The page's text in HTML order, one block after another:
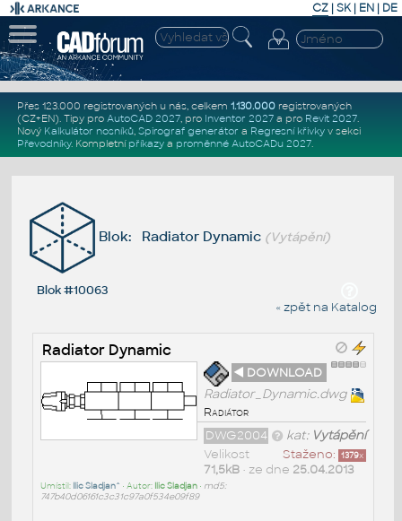
CZ | SK| EN | DE
Přes 123.000 registrovaných u nás, celkem 1.130.000registrovaných
(CZ+EN). Tipy pro AutoCAD 2027, pro Inventor 2027a pro Revit 2027.
Nový Kalkulátor nosníků, Spirograf generátor a Regresní křivkyv sekci
Převodníky. Kompletní příkazya proměnné AutoCADu 2027.
Blok: Radiator Dynamic (Vytápění)
Blok #10063
« zpět na Katalog
Radiator Dynamic
◄ DOWNLOAD
Radiator_Dynamic.dwg
Radiátor
kat: Vytápění
DWG2004
Staženo: 1379x
Velikost
71,5kB• ze dne 25.04.2013
Umístil: Ilic Sladjan^ • Autor: Ilic Sladjan• md5:
747b40d06161c3c31c97a0f534e09f89